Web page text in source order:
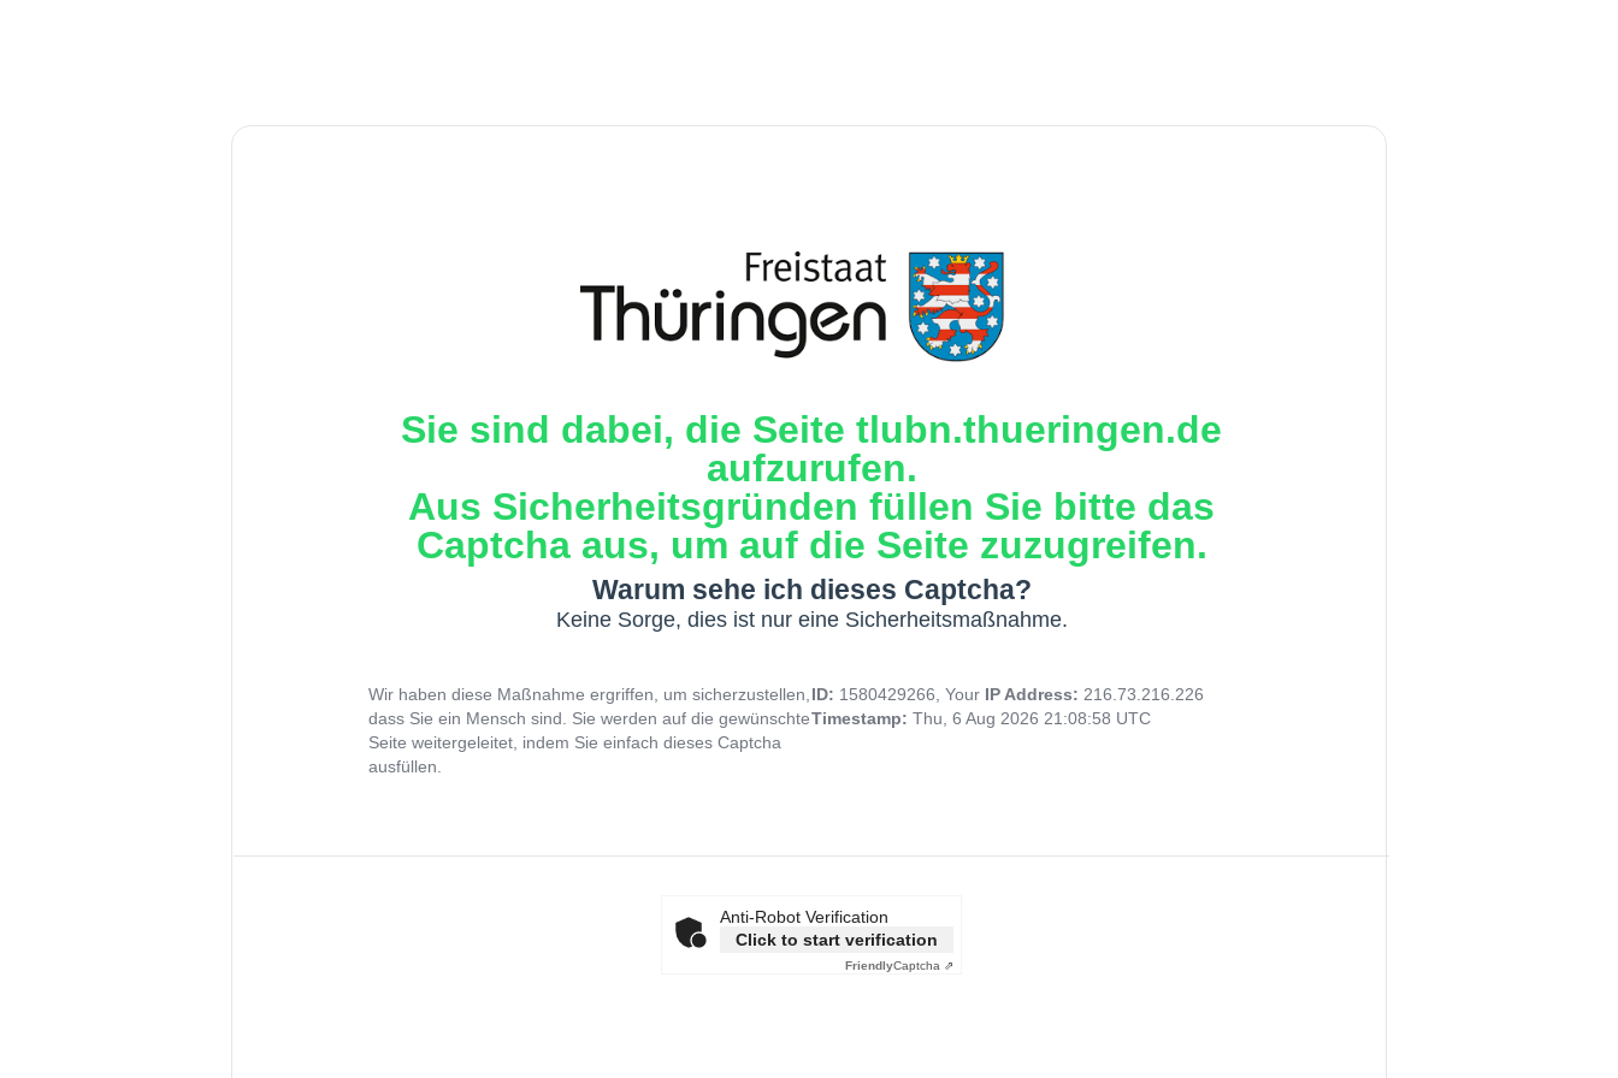
Sie sind dabei, die Seite tlubn.thueringen.de
aufzurufen.
Aus Sicherheitsgründen füllen Sie bitte das
Captcha aus, um auf die Seite zuzugreifen.
Warum sehe ich dieses Captcha?
Keine Sorge, dies ist nur eine Sicherheitsmaßnahme.
Wir haben diese Maßnahme ergriffen, um sicherzustellen,
dass Sie ein Mensch sind. Sie werden auf die gewünschte
Seite weitergeleitet, indem Sie einfach dieses Captcha
ausfüllen.
ID: 1580429266, Your IP Address: 216.73.216.226
Timestamp: Thu, 6 Aug 2026 21:08:58 UTC
Anti-Robot Verification
Click to start verification
FriendlyCaptcha ⇗